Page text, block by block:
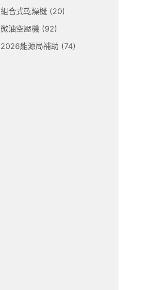
組合式乾燥機 (20)
微油空壓機 (92)
2026能源局補助 (74)